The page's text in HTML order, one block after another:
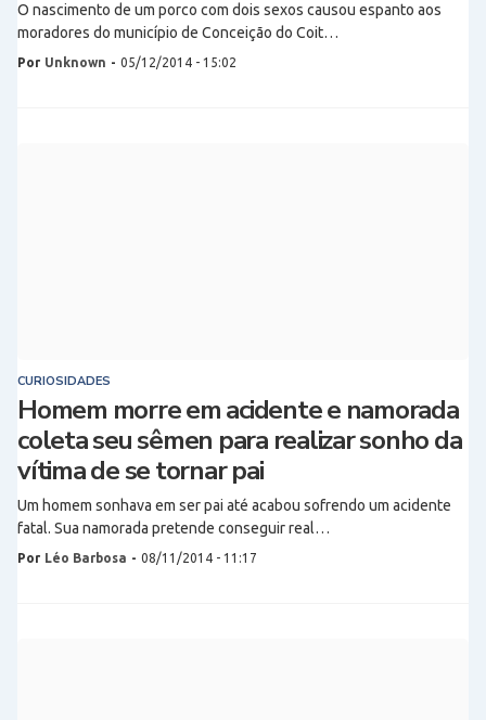
O nascimento de um porco com dois sexos causou espanto aos
moradores do município de Conceição do Coit…
Por Unknown - 05/12/2014 - 15:02
CURIOSIDADES
Homem morre em acidente e namorada
coleta seu sêmen para realizar sonho da
vítima de se tornar pai
Um homem sonhava em ser pai até acabou sofrendo um acidente
fatal. Sua namorada pretende conseguir real…
Por Léo Barbosa - 08/11/2014 - 11:17